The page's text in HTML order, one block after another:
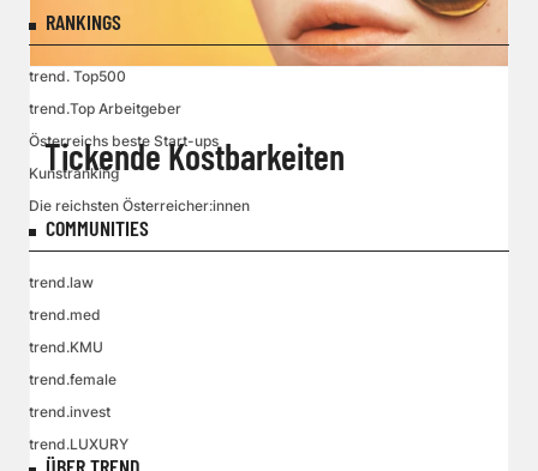
Tickende Kostbarkeiten
RANKINGS
trend. Top500
trend.Top Arbeitgeber
Österreichs beste Start-ups
Kunstranking
Die reichsten Österreicher:innen
COMMUNITIES
trend.law
trend.med
trend.KMU
trend.female
trend.invest
trend.LUXURY